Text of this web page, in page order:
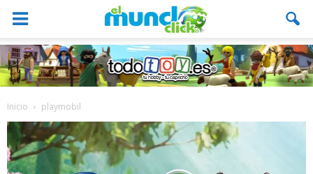
Inicio playmobil